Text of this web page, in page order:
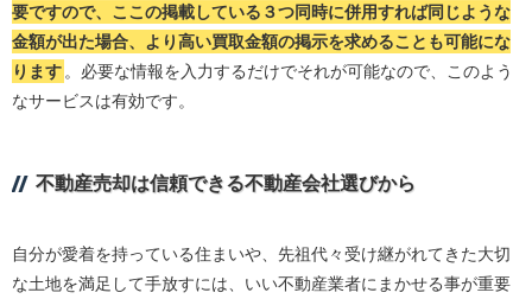
要ですので、ここの掲載している３つ同時に併用すれば同じような
金額が出た場合、より高い買取金額の掲示を求めることも可能にな
ります 。必要な情報を入力するだけでそれが可能なので、このよう
なサービスは有効です。
不動産売却は信頼できる不動産会社選びから
自分が愛着を持っている住まいや、先祖代々受け継がれてきた大切
な土地を満足して手放すには、いい不動産業者にまかせる事が重要